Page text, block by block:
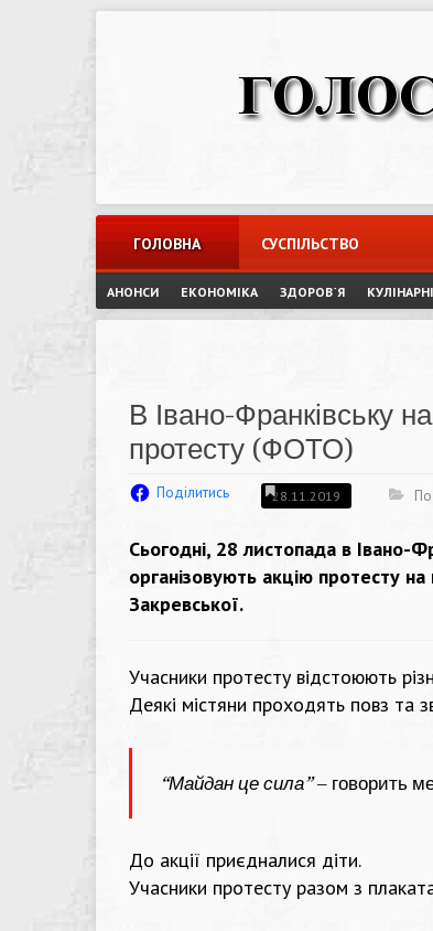
ГОЛОВНА СУСПІЛЬСТВО
АНОНСИ ЕКОНОМІКА ЗДОРОВ`Я
В Івано-Франківську
протесту (ФОТО)
Поділитись 28.11.2019
Сьогодні, 28 листопада в Івано-
організовують акцію протесту
Закревської.
Учасники протесту відстоюють
Деякі містяни проходять повз та
“Майдан це сила”– говорить
До акції приєдналися діти.
Учасники протесту разом з